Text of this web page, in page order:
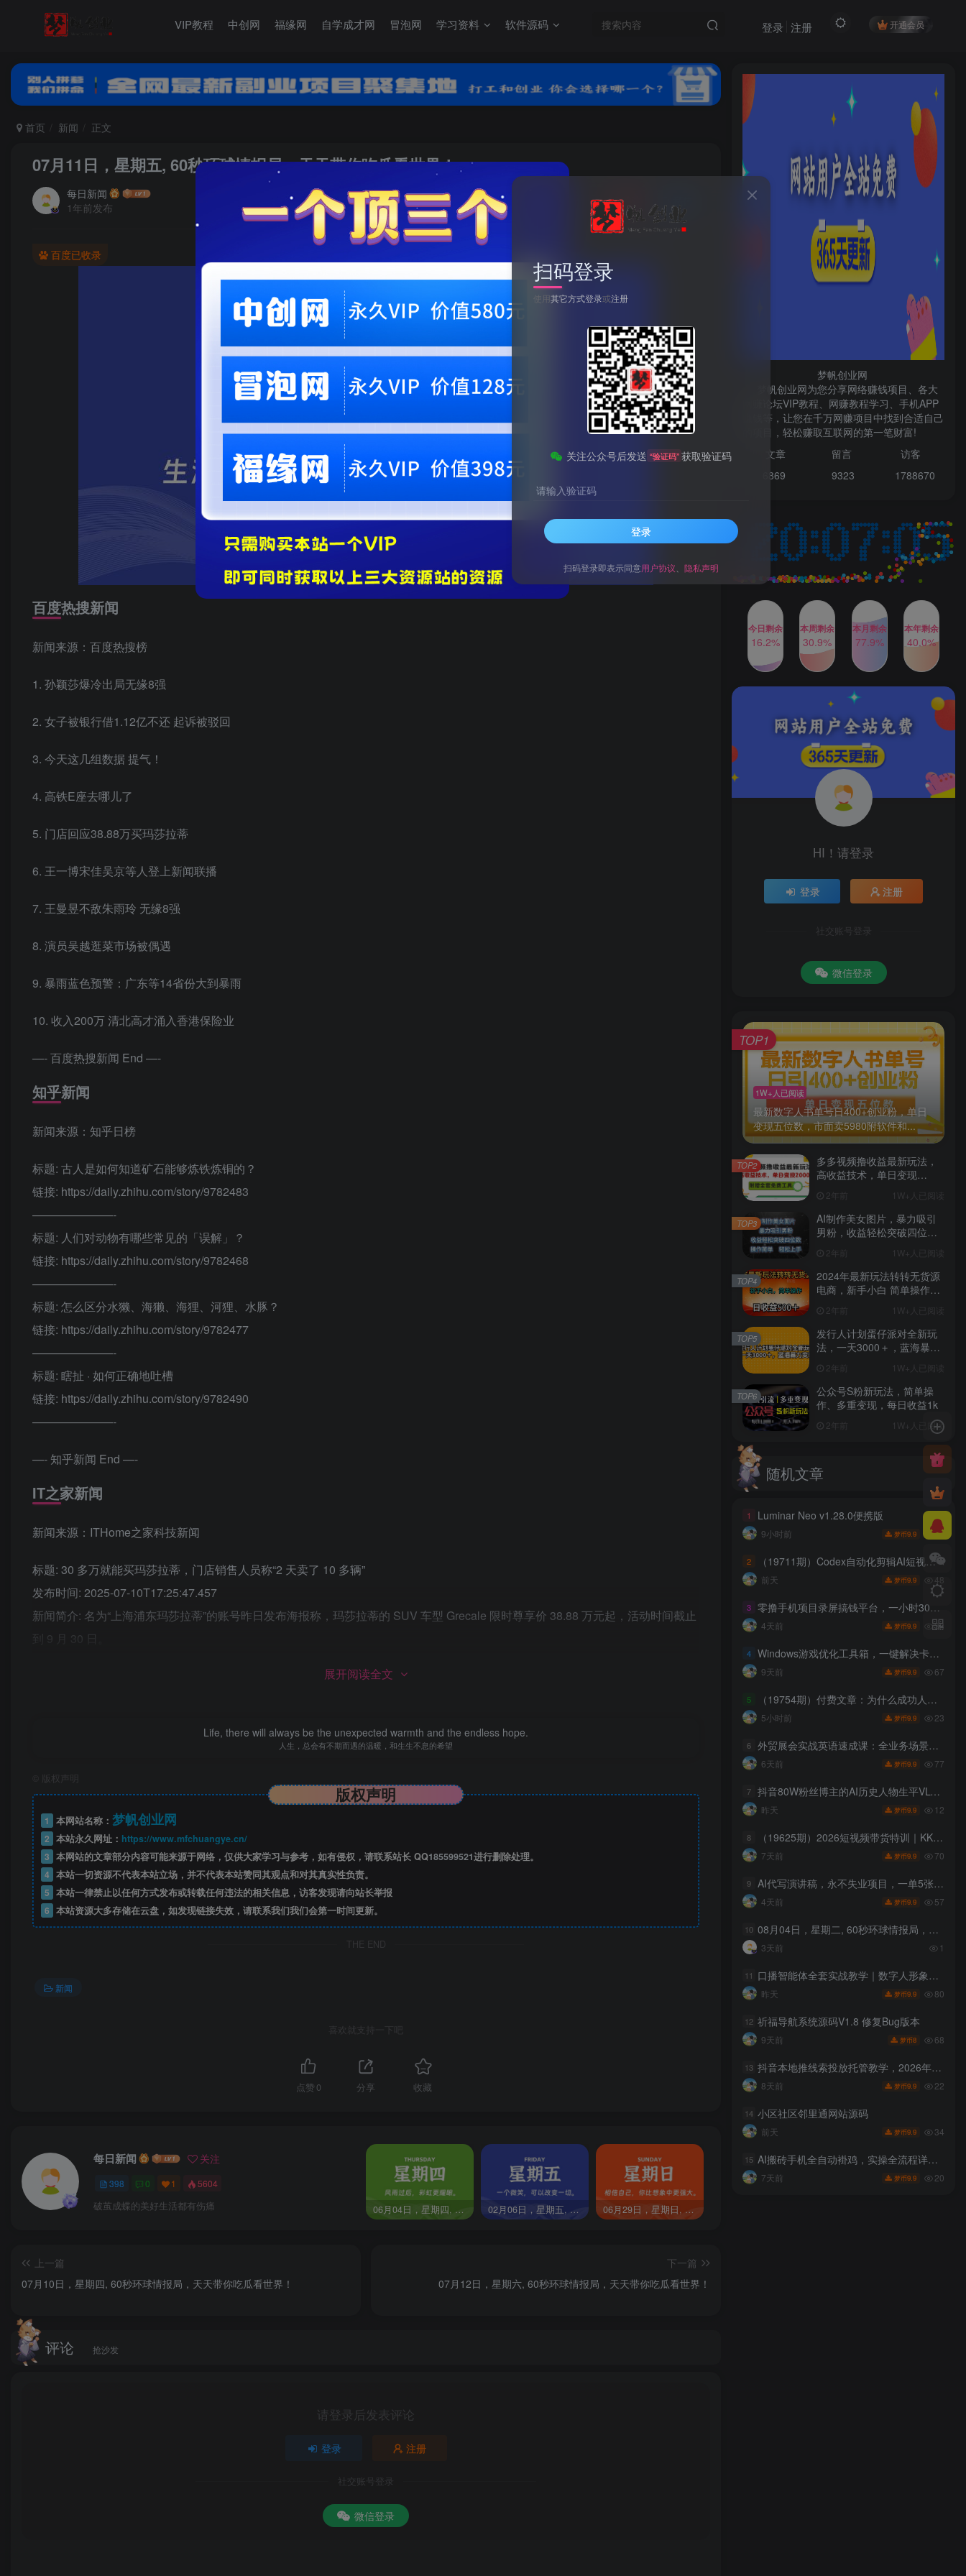
VIP教程 中创网 福缘网 自学成才网 冒泡网 学习资料 软件源码 开通会员
登录 注册
首页 新闻 正文
07月11日，星期五, 60秒环球情报局，天天带你吃瓜看世界！
每日新闻
1年前发布
关注
0 15 0
百度已收录
百度热搜新闻
新闻来源：百度热搜榜
1. 孙颖莎爆冷出局无缘8强
2. 女子被银行借1.12亿不还 起诉被驳回
3. 今天这几组数据 提气！
4. 高铁E座去哪儿了
5. 门店回应38.88万买玛莎拉蒂
6. 王一博宋佳吴京等人登上新闻联播
7. 王曼昱不敌朱雨玲 无缘8强
8. 演员吴越逛菜市场被偶遇
9. 暴雨蓝色预警：广东等14省份大到暴雨
10. 收入200万 清北高才涌入香港保险业
—- 百度热搜新闻 End —-
知乎新闻
新闻来源：知乎日榜
标题: 古人是如何知道矿石能够炼铁炼铜的？
链接: https://daily.zhihu.com/story/9782483
———————-
标题: 人们对动物有哪些常见的「误解」？
链接: https://daily.zhihu.com/story/9782468
———————-
标题: 怎么区分水獭、海獭、海狸、河狸、水豚？
链接: https://daily.zhihu.com/story/9782477
———————-
标题: 瞎扯 · 如何正确地吐槽
链接: https://daily.zhihu.com/story/9782490
———————-
—- 知乎新闻 End —-
IT之家新闻
新闻来源：ITHome之家科技新闻
标题: 30 多万就能买玛莎拉蒂，门店销售人员称“2 天卖了 10 多辆”
发布时间: 2025-07-10T17:25:47.457
新闻简介: 名为“上海浦东玛莎拉蒂”的账号昨日发布海报称，玛莎拉蒂的 SUV 车型 Grecale 限时尊享价 38.88 万元起，活动时间截止
到 9 月 30 日。
新闻简介: 科技媒体 majinbuofficial 昨日（7 月 9 日）发布博文，曝料称苹果正研发 iPhone 17 Air，以超薄设计重新定义 iPhone 产
———————-
标题: 哈工大录取通知书公布，将送 2025 级新生姓名上太空
发布时间: 2025-07-10T10:22:43.963
新闻简介: 哈工大公布2025级新生录取通知书，采用航天级热防护材料制成，并推出“小卫星梦想遨游计划”，将携带新生姓名登上太
空。通知书内含校长寄语和邀请函，新生可扫码填写“宇宙级”理想。#哈工大录取通知书# #姓名上太空#
———————-
标题: 罗马仕中层曝问题充电宝内幕：有老板深度参与，完全以毛利为导向
为导向。（搜狐科技）
标题: 比亚迪汽车回应“可实现媲美 L4 级智能泊车”：天神之眼车辆享终身全面兜底权益，不限质保期、不限首任车主
新闻简介: 昨天比亚迪宣布，可实现媲美 L4 级智能泊车后引发大量的讨论。比亚迪汽车官方今日发文就大家关心的问题进行了统一
标题: 小米汽车首席设计师李田原谈外观设计争议：功能参数可以对标，情绪价值无可替代
发布时间: 2025-07-10T15:03:38.68
新闻简介: 小米汽车工业设计总经理兼集团设计委副主席李田原在一档对话栏目中提到，功能参数可以对标，情绪价值无可替代，这
是小米汽车设计考量的点。他还提到，小米汽车设计团队的 slogon 是三句话，即“做符合科学的设计，做符合自然规律的设计，做符
———————-
标题: 宗申就涉嫌侵犯“问界”“智界”“尚界”商标权致歉：已立即整改相关产品命名
新闻简介: 网传图片显示，宗申 7 月 8 日推出了两款三轮车新品，分别命名为智界 S300 和问界 Q1P，引发网友热议。
———————-
新闻简介: 正在召开的直播活动中，埃隆・马斯克（Elon Musk）宣布推出 Grok 4，声称是全球最强 AI 模型，在处理学术问题上的表
标题: 重庆市原市长黄奇帆：三千万辆中国汽车卖的利润不如丰田
展开阅读全文
Life, there will always be the unexpected warmth and the endless hope.
人生，总会有不期而遇的温暖，和生生不息的希望
版权声明
版权声明
1 本网站名称： 梦帆创业网
2 本站永久网址： https://www.mfchuangye.cn/
3 本网站的文章部分内容可能来源于网络，仅供大家学习与参考，如有侵权，请联系站长 QQ185599521进行删除处理。
4 本站一切资源不代表本站立场，并不代表本站赞同其观点和对其真实性负责。
5 本站一律禁止以任何方式发布或转载任何违法的相关信息，访客发现请向站长举报
6 本站资源大多存储在云盘，如发现链接失效，请联系我们我们会第一时间更新。
THE END
新闻
喜欢就支持一下吧
点赞 0 分享 收藏
每日新闻 关注
398 0 1 5604
破茧成蝶的美好生活都有伤痛 06月04日，星期四, 60秒环球情报局，天天带你吃瓜看世界！ 02月06日，星期五, 60秒环球情报局，天天带你吃瓜看世界！ 06月29日，星期日, 60秒环球情报局，天天带你吃瓜看世界！
上一篇
07月10日，星期四, 60秒环球情报局，天天带你吃瓜看世界！
下一篇
07月12日，星期六, 60秒环球情报局，天天带你吃瓜看世界！
评论 抢沙发
请登录后发表评论
登录 注册
社交账号登录
微信登录
HI！请登录
登录
1W+人已阅读
多多视频撸收益最新玩法，
高收益技术，单日变现
2000+，附赠全套技术资料
2年前 1W+人已阅读
AI制作美女图片，暴力吸引
男粉，收益轻松突破四位
数，操作简单 上手难度低
2年前 1W+人已阅读
TOP3
2024年最新玩法转转无货源
电商，新手小白 简单操作，
长期稳定 日收入500＋
2年前 1W+人已阅读
TOP4
发行人计划蛋仔派对全新玩
法，一天3000＋，蓝海暴力
变现2年前
公众号S粉新玩法，简单操
作、多重变现，每日收益1k
2年前
TOP6
梦帆创业网
梦帆创业网为您分享网络赚钱项目、各大
网赚论坛VIP教程、网赚教程学习、手机APP
赚钱等，让您在千万网赚项目中找到合适自己
的项目，轻松赚取互联网的第一笔财富!
文章 留言 访客
6869 9323 1788670
今日剩余
16.2%
本周剩余
30.9%
本月剩余
77.9%
本年剩余
40.0%
HI！请登录
登录 注册
社交账号登录
微信登录
1W+人已阅读
最新数字人书单号日400+创业粉，单日
变现五位数，市面卖5980附软件和...
TOP1
多多视频撸收益最新玩法，
高收益技术，单日变现
2年前 1W+人已阅读
TOP2
AI制作美女图片，暴力吸引
男粉，收益轻松突破四位
2年前 1W+人已阅读
TOP3
2024年最新玩法转转无货源
电商，新手小白 简单操作，
2年前 1W+人已阅读
TOP4
发行人计划蛋仔派对全新玩
法，一天3000＋，蓝海暴力
2年前 1W+人已阅读
TOP5
公众号S粉新玩法，简单操
作、多重变现，每日收益1k
2年前 1W+人已阅读
TOP6
随机文章
1 Luminar Neo v1.28.0便携版
9小时前 梦币9.9 53
2 （19711期）Codex自动化剪辑AI短视频实战课｜DeepSeek V4 Pro多API联动，图文成片封装Skill全流程
前天 梦币9.9 48
3 零撸手机项目录屏搞钱平台，一小时30+，号多一天300+，不黑号，不风控，无需提现直接到账【揭秘】
4天前 梦币9.9 33
4 Windows游戏优化工具箱，一键解决卡顿掉帧，还支持系统深度优化，开源免费，太香了新境盒NexBox
9天前 梦币9.9 67
5 （19754期）付费文章：为什么成功人士的精力都很旺盛？
5小时前 梦币9.9 23
6 外贸展会实战英语速成课：全业务场景口语教学，配套实景对话快速对接海外客商
6天前 梦币9.9 77
7 抖音80W粉丝博主的AI历史人物生平VLOG教学，不用拍摄不用露脸，AI帮你搞定，轻松解锁伙伴计划+精选收益
昨天 梦币9.9 12
8 （19625期）2026短视频带货特训｜KK老师5年电商实战，家清护肤千川素材体系136套案例全套实操教学
7天前 梦币9.9 70
9 AI代写演讲稿，永不失业项目，一单5张+，月入1-3W【揭秘】
4天前 梦币9.9 57
10 08月04日，星期二, 60秒环球情报局，天天带你吃瓜看世界！
3天前 1
11 口播智能体全套实战教学｜数字人形象克隆、声音克隆、AI视频生成、文案改写、软件配置零基础落地课
昨天 梦币9.9 80
12 祈福导航系统源码V1.8 修复Bug版本
9天前 梦币8 68
13 抖音本地推线索投放托管教学，2026年同城老板必学课，同城短视频+同城直播+实体店投放+问题答疑
8天前 梦币9.9 22
14 小区社区邻里通网站源码
前天 梦币9.9 34
15 AI搬砖手机全自动褂鸡，实操全流程详解，彻底解放双手，单机稳定50+，可批量矩阵放大操作，小白轻松上手【揭秘】
7天前 梦币9.9 20
扫码登录
使用其它方式登录或注册
关注公众号后发送 “验证码” 获取验证码
请输入验证码
登录
扫码登录即表示同意用户协议 隐私声明